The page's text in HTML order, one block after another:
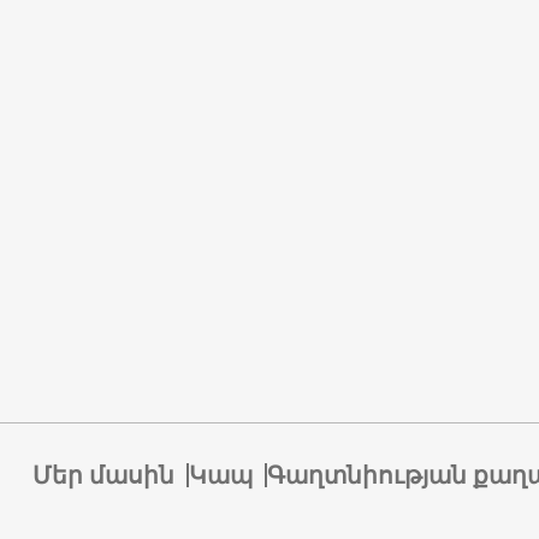
Մեր մասին Կապ Գաղտնիության